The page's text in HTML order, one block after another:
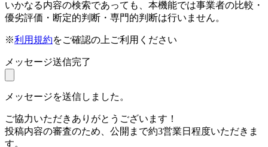
いかなる内容の検索であっても、本機能では事業者の比較・
優劣評価・断定的判断・専門的判断は行いません。
※利用規約をご確認の上ご利用ください
メッセージ送信完了
メッセージを送信しました。
ご協力いただきありがとうございます！
投稿内容の審査のため、公開まで約3営業日程度いただきま
す。